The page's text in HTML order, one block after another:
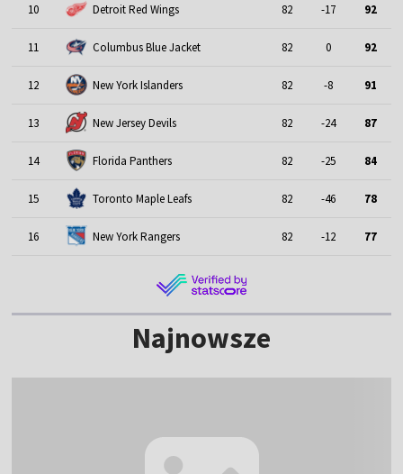
10 Detroit Red Wings 82 -17 92
11 Columbus Blue Jacket 82 0 92
12 New York Islanders 82 -8 91
13 New Jersey Devils 82 -24 87
14 Florida Panthers 82 -25 84
15 Toronto Maple Leafs 82 -46 78
16 New York Rangers 82 -12 77
Najnowsze